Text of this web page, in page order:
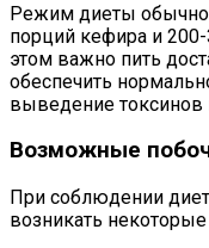
Режим диеты обычно
порций кефира и
этом важно пить
обеспечить
выведение токсинов
Возможные
При соблюдении
возникать